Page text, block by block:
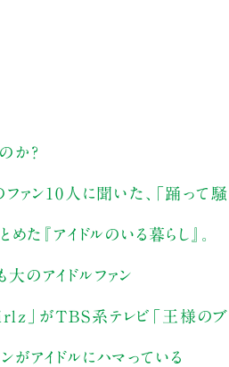
か?
ファン10人に聞いた、「踊って
た『アイドルのいる暮らし』。
のアイドルファン
がTBS系テレビ「王様のブラ
がアイドルにハマっている